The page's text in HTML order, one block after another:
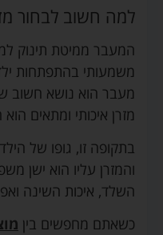
למה חשוב לבחור
המעבר ממיטת תינוק
משמעותי בהתפתחות
מעבר הוא נושא חשוב
מזרן איכותי ומתאים
בתקופה זו, גופו של
והמזרן עליו הוא ישן
השלד, איכות השינה
כשאתם מחפשים בין